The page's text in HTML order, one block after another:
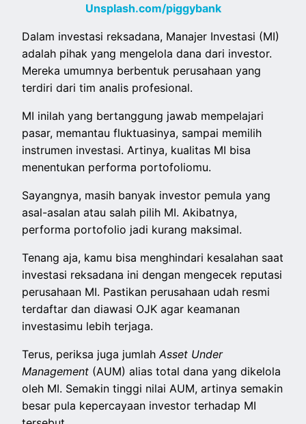
Unsplash.com/piggybank
Dalam investasi reksadana, Manajer Investasi (MI)
adalah pihak yang mengelola dana dari investor.
Mereka umumnya berbentuk perusahaan yang
terdiri dari tim analis profesional.
MI inilah yang bertanggung jawab mempelajari
pasar, memantau fluktuasinya, sampai memilih
instrumen investasi. Artinya, kualitas MI bisa
menentukan performa portofoliomu.
Sayangnya, masih banyak investor pemula yang
asal-asalan atau salah pilih MI. Akibatnya,
performa portofolio jadi kurang maksimal.
Tenang aja, kamu bisa menghindari kesalahan saat
investasi reksadana ini dengan mengecek reputasi
perusahaan MI. Pastikan perusahaan udah resmi
terdaftar dan diawasi OJK agar keamanan
investasimu lebih terjaga.
Terus, periksa juga jumlahAsset Under
Management (AUM) alias total dana yang dikelola
oleh MI. Semakin tinggi nilai AUM, artinya semakin
besar pula kepercayaan investor terhadap MI